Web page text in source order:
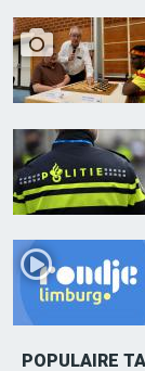
POPULAIRE